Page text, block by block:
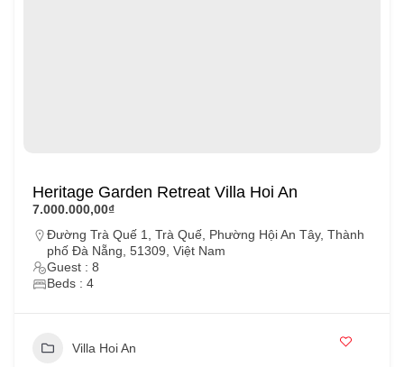
Heritage Garden Retreat Villa Hoi An
7.000.000,00₫
Đường Trà Quế 1, Trà Quế, Phường Hội An Tây, Thành
phố Đà Nẵng, 51309, Việt Nam
Guest : 8
Beds : 4
Villa Hoi An